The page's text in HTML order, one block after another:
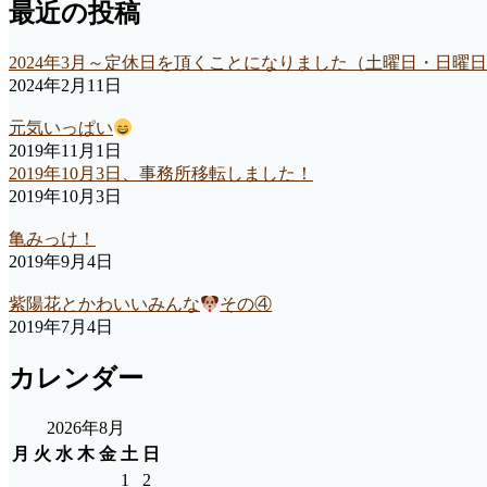
最近の投稿
2024年3月～定休日を頂くことになりました（土曜日・日曜
2024年2月11日
元気いっぱい
2019年11月1日
2019年10月3日、事務所移転しました！
2019年10月3日
亀みっけ！
2019年9月4日
紫陽花とかわいいみんな
その④
2019年7月4日
カレンダー
2026年8月
月 火 水 木 金 土 日
1
2